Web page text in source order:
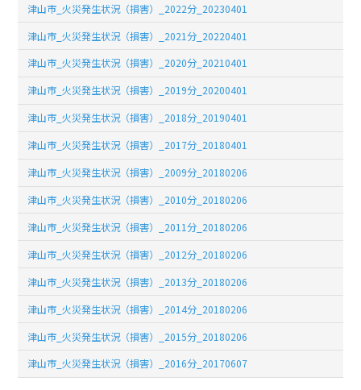
津山市_火災発生状況（損害）_2022分_20230401
津山市_火災発生状況（損害）_2021分_20220401
津山市_火災発生状況（損害）_2020分_20210401
津山市_火災発生状況（損害）_2019分_20200401
津山市_火災発生状況（損害）_2018分_20190401
津山市_火災発生状況（損害）_2017分_20180401
津山市_火災発生状況（損害）_2009分_20180206
津山市_火災発生状況（損害）_2010分_20180206
津山市_火災発生状況（損害）_2011分_20180206
津山市_火災発生状況（損害）_2012分_20180206
津山市_火災発生状況（損害）_2013分_20180206
津山市_火災発生状況（損害）_2014分_20180206
津山市_火災発生状況（損害）_2015分_20180206
津山市_火災発生状況（損害）_2016分_20170607